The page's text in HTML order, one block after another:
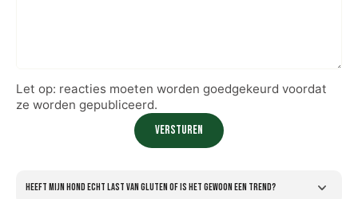
Let op: reacties moeten worden goedgekeurd voordat
ze worden gepubliceerd.
Versturen
Heeft mijn hond echt last van gluten of is het gewoon een trend?